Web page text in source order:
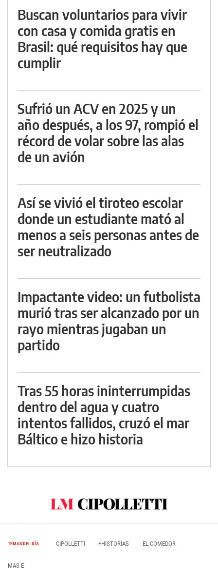
Buscan voluntarios para vivir
con casa y comida gratis en
Brasil: qué requisitos hay que
cumplir
Sufrió un ACV en 2025 y un
año después, a los 97, rompió el
récord de volar sobre las alas
de un avión
Así se vivió el tiroteo escolar
donde un estudiante mató al
menos a seis personas antes de
ser neutralizado
Impactante video: un futbolista
murió tras ser alcanzado por un
rayo mientras jugaban un
partido
Tras 55 horas ininterrumpidas
dentro del agua y cuatro
intentos fallidos, cruzó el mar
Báltico e hizo historia
TEMAS DEL DÍA CIPOLLETTI +HISTORIAS EL COMEDOR
MAS E